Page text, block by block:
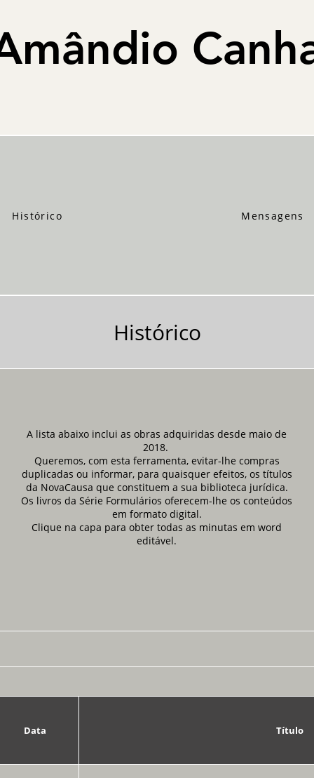
Histórico Mensagens
Histórico
A lista abaixo inclui as obras adquiridas desde maio de
2018.
Queremos, com esta ferramenta, evitar-lhe compras
duplicadas ou informar, para quaisquer efeitos, os títulos
da NovaCausa que constituem a sua biblioteca jurídica.
Os livros da Série Formulários oferecem-lhe os conteúdos
em formato digital.
Clique na capa para obter todas as minutas em word
editável.
Data Título